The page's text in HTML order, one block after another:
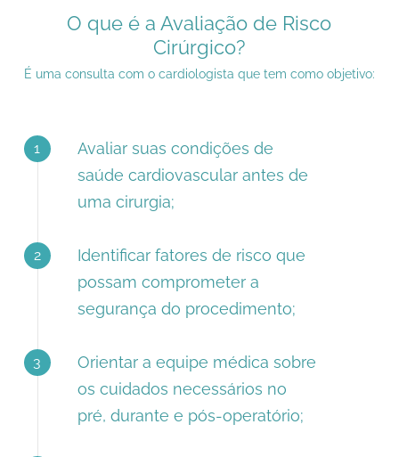
O que é a Avaliação de Risco
Cirúrgico?
É uma consulta com o cardiologista que tem como objetivo:
1
Avaliar suas condições de
saúde cardiovascular antes de
uma cirurgia;
2
Identificar fatores de risco que
possam comprometer a
segurança do procedimento;
3
Orientar a equipe médica sobre
os cuidados necessários no
pré, durante e pós-operatório;